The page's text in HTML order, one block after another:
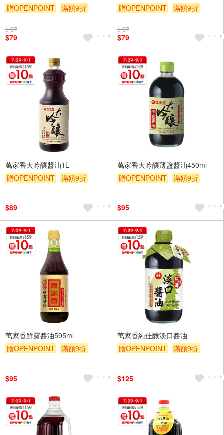
贈OPENPOINT
滿額9折
$ 97
$79
贈OPENPOINT
滿額9折
$ 97
$79
萬家香大吟釀醬油1L
贈OPENPOINT
滿額9折
$89
萬家香大吟釀薄鹽醬油450ml
贈OPENPOINT
滿額9折
$95
萬家香鮮露醬油595ml
贈OPENPOINT
滿額9折
$95
萬家香純佳釀淡口醬油
贈OPENPOINT
滿額9折
$125